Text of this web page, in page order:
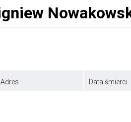
Adres Data śmierci